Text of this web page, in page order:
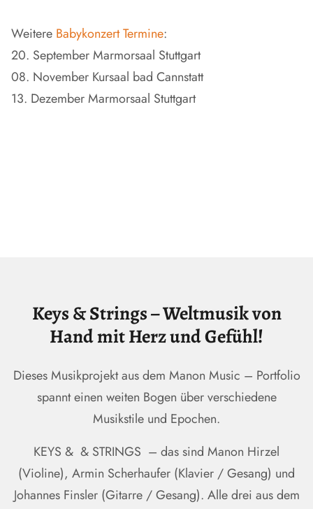
Weitere Babykonzert Termine:
20. September Marmorsaal Stuttgart
08. November Kursaal bad Cannstatt
13. Dezember Marmorsaal Stuttgart
Keys & Strings – Weltmusik von
Hand mit Herz und Gefühl!
Dieses Musikprojekt aus dem Manon Music – Portfolio
spannt einen weiten Bogen über verschiedene
Musikstile und Epochen.
KEYS & & STRINGS – das sind Manon Hirzel
(Violine), Armin Scherhaufer (Klavier / Gesang) und
Johannes Finsler (Gitarre / Gesang). Alle drei aus dem